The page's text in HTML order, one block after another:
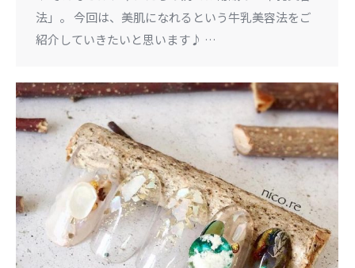
法」。 今回は、美肌になれるという牛乳美容法をご
紹介していきたいと思います♪ …